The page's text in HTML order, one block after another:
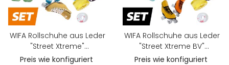
WIFA Rollschuhe aus Leder
"Street Xtreme"
Konfigurations-SET
Preis wie konfiguriert
WIFA Rollschuhe aus Leder
"Street Xtreme BV"
Konfigurations-SET
Preis wie konfiguriert